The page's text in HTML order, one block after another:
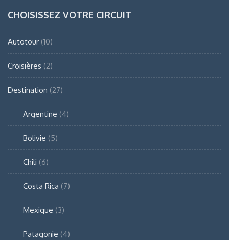
CHOISISSEZ VOTRE CIRCUIT
Autotour (10)
Croisières (2)
Destination (27)
Argentine (4)
Bolivie (5)
Chili (6)
Costa Rica (7)
Mexique (3)
Patagonie (4)